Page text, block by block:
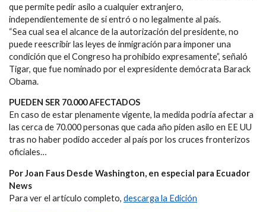
que permite pedir asilo a cualquier extranjero,
independientemente de si entró o no legalmente al país.
“Sea cual sea el alcance de la autorización del presidente, no
puede reescribir las leyes de inmigración para imponer una
condición que el Congreso ha prohibido expresamente”, señaló
Tigar, que fue nominado por el expresidente demócrata Barack
Obama.
PUEDEN SER 70.000 AFECTADOS
En caso de estar plenamente vigente, la medida podría afectar a
las cerca de 70.000 personas que cada año piden asilo en EE UU
tras no haber podido acceder al país por los cruces fronterizos
oficiales…
Por Joan Faus Desde Washington, en especial para Ecuador
News
Para ver el artículo completo, descarga la Edición